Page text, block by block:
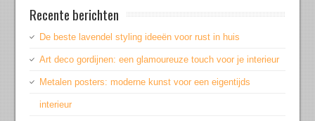
Recente berichten
De beste lavendel styling ideeën voor rust in huis
Art deco gordijnen: een glamoureuze touch voor je interieur
Metalen posters: moderne kunst voor een eigentijds
interieur